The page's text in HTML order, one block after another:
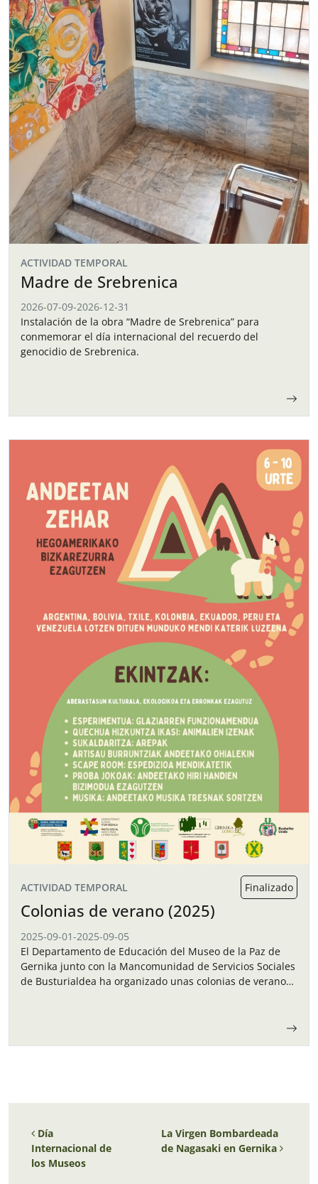
ACTIVIDAD TEMPORAL
Madre de Srebrenica
2026-07-09-2026-12-31
Instalación de la obra “Madre de Srebrenica” para
conmemorar el día internacional del recuerdo del
genocidio de Srebrenica.
ACTIVIDAD TEMPORAL Finalizado
Colonias de verano (2025)
2025-09-01-2025-09-05
El Departamento de Educación del Museo de la Paz de
Gernika junto con la Mancomunidad de Servicios Sociales
de Busturialdea ha organizado unas colonias de verano
Navegación de entradas
Día
Internacional de
los Museos
La Virgen Bombardeada
de Nagasaki en Gernika